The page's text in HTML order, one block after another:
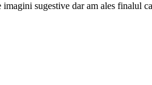
imagini sugestive dar am ales finalul